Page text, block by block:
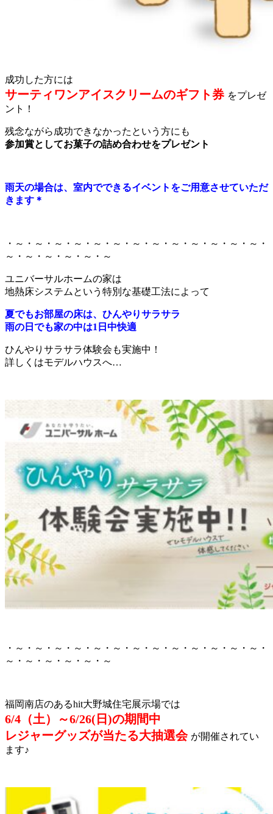
成功した方には
サーティワンアイスクリームのギフト券 をプレゼ
ント！
残念ながら成功できなかったという方にも
参加賞としてお菓子の詰め合わせをプレゼント
雨天の場合は、室内でできるイベントをご用意させていただ
きます＊
・～・～・～・～・～・～・～・～・～・～・～・～・～・
～・～・～・～・～・～
ユニバーサルホームの家は
地熱床システムという特別な基礎工法によって
夏でもお部屋の床は、ひんやりサラサラ
雨の日でも家の中は1日中快適
ひんやりサラサラ体験会も実施中！
詳しくはモデルハウスへ…
・～・～・～・～・～・～・～・～・～・～・～・～・～・
～・～・～・～・～・～
福岡南店のあるhit大野城住宅展示場では
6/4（土）～6/26(日)の期間中
レジャーグッズが当たる大抽選会 が開催されてい
ます♪